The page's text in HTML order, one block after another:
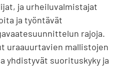
ja urheiluvalmistajat
ja työntävät
rajoja.
uraauurtavien mallistojen
yhdistyvät suorituskyky ja